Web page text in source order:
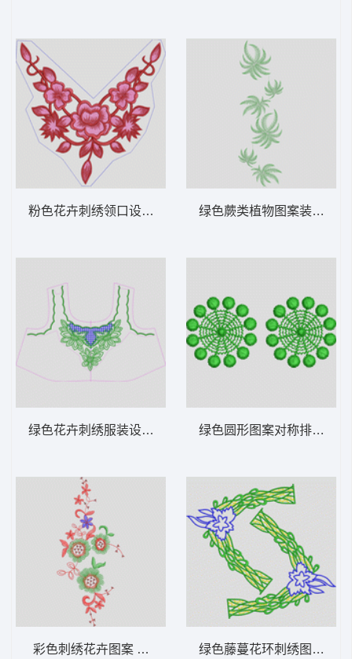
粉色花卉刺绣领口设计 衣领
绿色花卉刺绣服装设计图 衣领
彩色刺绣花卉图案 亮片 珠片简单花
绿色蕨类植物图案装饰 亮
绿色圆形图案对称排列 水
绿色藤蔓花环刺绣图案 衣领